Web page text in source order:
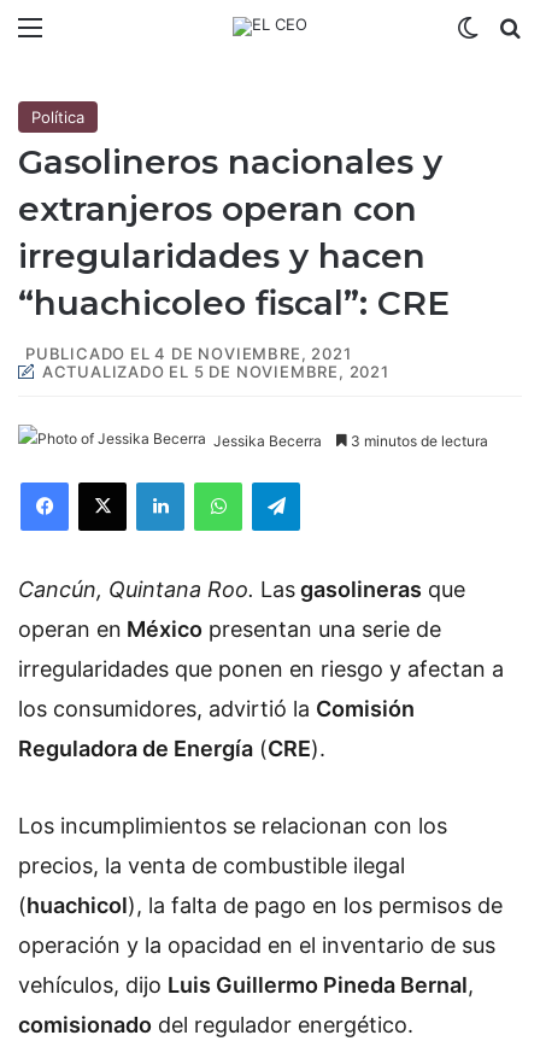
Política
Gasolineros nacionales y
extranjeros operan con
irregularidades y hacen
“huachicoleo fiscal”: CRE
PUBLICADO EL 4 DE NOVIEMBRE, 2021
ACTUALIZADO EL 5 DE NOVIEMBRE, 2021
Jessika Becerra 3 minutos de lectura
Cancún, Quintana Roo. Lasgasolineras que
operan en México presentan una serie de
irregularidades que ponen en riesgo y afectan a
los consumidores, advirtió la Comisión
Reguladora de Energía (CRE).
Los incumplimientos se relacionan con los
precios, la venta de combustible ilegal
(huachicol), la falta de pago en los permisos de
operación y la opacidad en el inventario de sus
vehículos, dijo Luis Guillermo Pineda Bernal,
comisionado del regulador energético.